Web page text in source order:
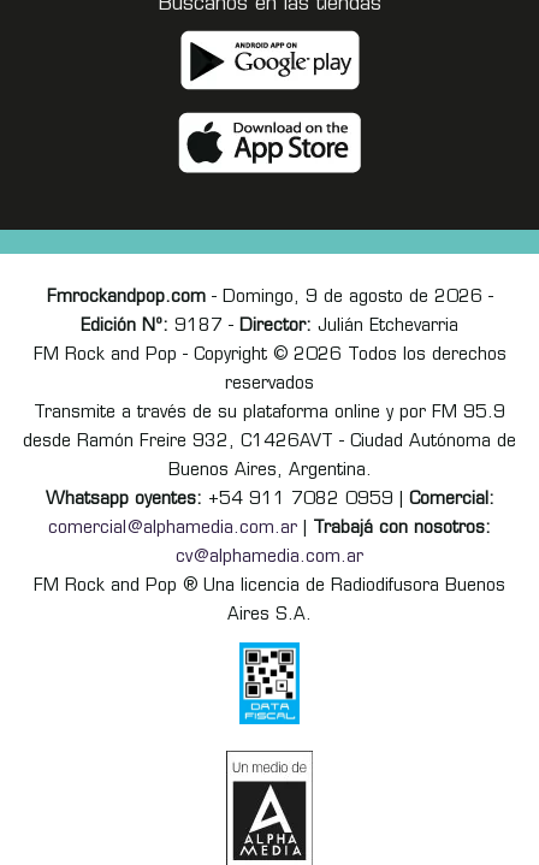
Buscanos en las tiendas
Fmrockandpop.com- Domingo, 9 de agosto de 2026 -
Edición Nº: 9187 - Director: Julián Etchevarria
FM Rock and Pop - Copyright © 2026 Todos los derechos
reservados
Transmite a través de su plataforma online y por FM 95.9
desde Ramón Freire 932, C1426AVT - Ciudad Autónoma de
Buenos Aires, Argentina.
Whatsapp oyentes: +54 911 7082 0959 | Comercial:
comercial@alphamedia.com.ar
Trabajá con nosotros:
cv@alphamedia.com.ar
FM Rock and Pop ® Una licencia de Radiodifusora Buenos
Aires S.A.